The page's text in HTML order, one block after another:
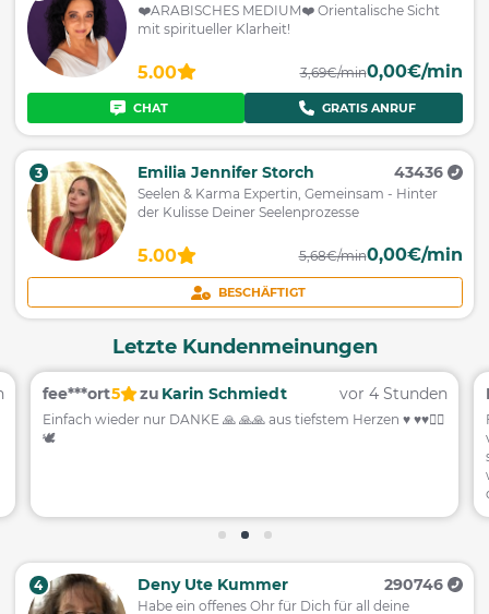
Letzte Kundenmeinungen
fee***ort5 zu Karin Schmiedt vor 4 Stunden
Einfach wieder nur DANKE 🙏 🙏🙏 aus tiefstem Herzen ♥️ ♥️♥️🧚‍♂️
🕊️
❤️ARABISCHES MEDIUM❤️ Orientalische Sicht
mit spiritueller Klarheit!
5.00 3,69€/min0,00€/min
CHAT GRATIS ANRUF
3 Emilia Jennifer Storch 43436
Seelen & Karma Expertin, Gemeinsam - Hinter
der Kulisse Deiner Seelenprozesse
5.00 5,68€/min0,00€/min
BESCHÄFTIGT
4 Deny Ute Kummer 290746
Habe ein offenes Ohr für Dich für all deine